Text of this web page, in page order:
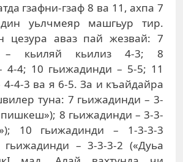
гзафни-гзаф 8 ва 11, ахпа 7
уьлчмеяр машгьур тир.
цезура аваз пай жезвай: 7
– кьиляй кьилиз 4-3; 8
4-4; 10 гьижадинди – 5-5; 11
4-4-3 ва я 6-5. За и къайдайра
туна: 7 гьижадинди – 3-
8 гьижадинди – 3-3-
10 гьижадинди – 1-3-3-3
гьижадинди – 3-3-3-2 («Дуьа